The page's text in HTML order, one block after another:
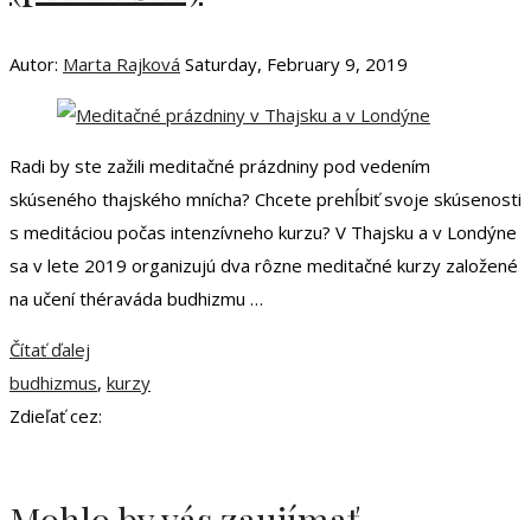
Autor: Marta Rajková Saturday, February 9, 2019
Radi by ste zažili meditačné prázdniny pod vedením
skúseného thajského mnícha? Chcete prehĺbiť svoje skúsenosti
s meditáciou počas intenzívneho kurzu? V Thajsku a v Londýne
sa v lete 2019 organizujú dva rôzne meditačné kurzy založené
na učení théraváda budhizmu …
Čítať ďalej
budhizmus, kurzy
Zdieľať cez: